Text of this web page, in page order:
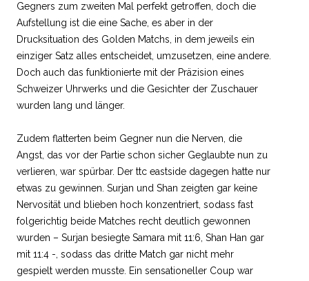
Gegners zum zweiten Mal perfekt getroffen, doch die
Aufstellung ist die eine Sache, es aber in der
Drucksituation des Golden Matchs, in dem jeweils ein
einziger Satz alles entscheidet, umzusetzen, eine andere.
Doch auch das funktionierte mit der Präzision eines
Schweizer Uhrwerks und die Gesichter der Zuschauer
wurden lang und länger.
Zudem flatterten beim Gegner nun die Nerven, die
Angst, das vor der Partie schon sicher Geglaubte nun zu
verlieren, war spürbar. Der ttc eastside dagegen hatte nur
etwas zu gewinnen. Surjan und Shan zeigten gar keine
Nervosität und blieben hoch konzentriert, sodass fast
folgerichtig beide Matches recht deutlich gewonnen
wurden – Surjan besiegte Samara mit 11:6, Shan Han gar
mit 11:4 -, sodass das dritte Match gar nicht mehr
gespielt werden musste. Ein sensationeller Coup war